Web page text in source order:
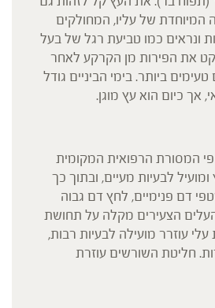
המיוחדת של עליו, המחולקים
ונראים כמו טביעת רגל של בעל
את הפירות מן הקרקע לאחר
ביותר. בימי הביניים גודל
אך כיום הוא עץ מוגן.
פי המסורת הרפואית המקומית
לבעיות מעיים, ובתוך כך
דם פנימיים, לחץ דם גבוה
הצעירים מקלה על תחושת
עוזרר מועילה לבעיות רבות,
חליטת השורשים עוזרת